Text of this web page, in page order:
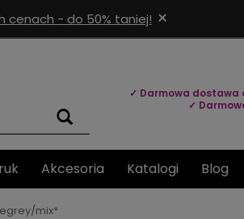
cenach - do 50% taniej! ×
✓ Darmowa dostawa
✓
Akcesoria Katalogi Blog
mix*